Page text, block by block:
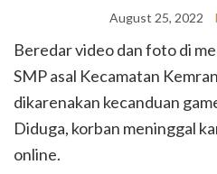
August 25, 2022
Beredar video dan foto di
SMP asal Kecamatan
dikarenakan kecanduan
Diduga, korban meninggal
online.